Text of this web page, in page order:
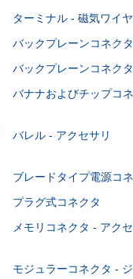
ターミナル - 磁気ワイ
バックプレーンコネク
バックプレーンコネク
バナナおよびチップコ
バレル - アクセサリ
ブレードタイプ電源コ
プラグ式コネクタ
メモリコネクタ - アク
モジュラーコネクタ -